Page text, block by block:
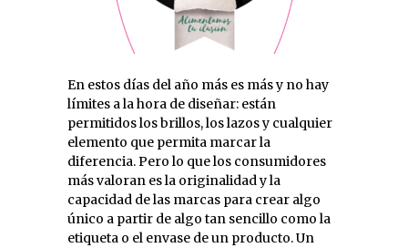
En estos días del año más es más y no hay
límites a la hora de diseñar: están
permitidos los brillos, los lazos y cualquier
elemento que permita marcar la
diferencia. Pero lo que los consumidores
más valoran es la originalidad y la
capacidad de las marcas para crear algo
único a partir de algo tan sencillo como la
etiqueta o el envase de un producto. Un